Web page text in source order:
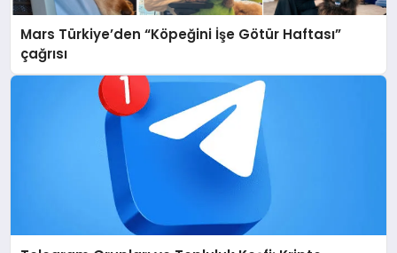
Mars Türkiye’den “Köpeğini İşe Götür Haftası”
çağrısı